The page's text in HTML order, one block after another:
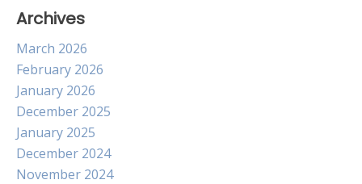
Archives
March 2026
February 2026
January 2026
December 2025
January 2025
December 2024
November 2024